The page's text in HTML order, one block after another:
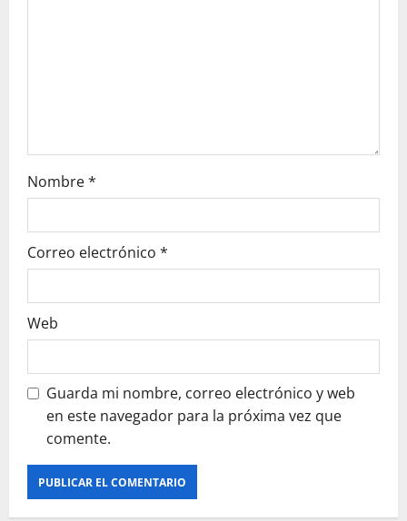
t
r
a
d
a
s
Nombre*
Correo electrónico *
Web
Guarda mi nombre, correo electrónico y web
en este navegador para la próxima vez que
comente.